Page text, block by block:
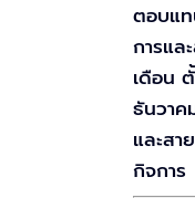
ตอบแท
การแล
เดือน
ธันวาค
และสา
กิจการ